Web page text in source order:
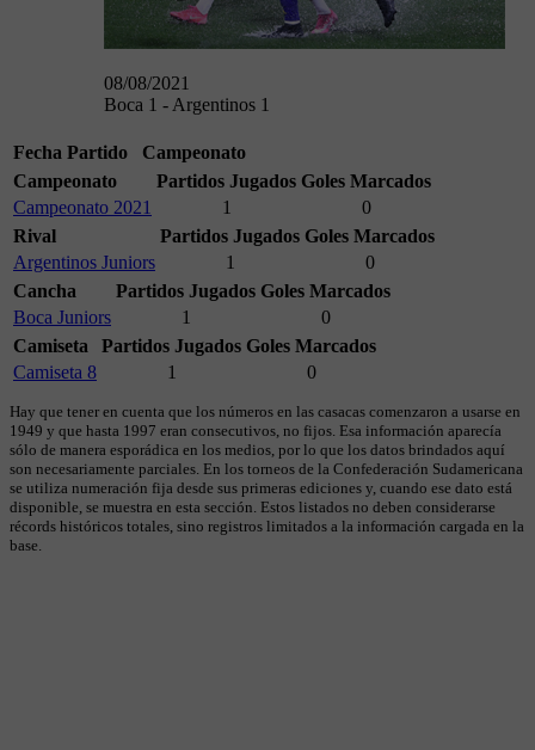
08/08/2021
Boca 1 - Argentinos 1
Fecha Partido
Campeonato
Campeonato
Partidos Jugados Goles Marcados
Campeonato 2021
1
0
Rival
Partidos Jugados Goles Marcados
Argentinos Juniors
1
0
Cancha
Partidos Jugados Goles Marcados
Boca Juniors
1
0
Camiseta
Partidos Jugados Goles Marcados
Camiseta 8
1 0
Hay que tener en cuenta que los números en las casacas comenzaron a usarse en
1949 y que hasta 1997 eran consecutivos, no fijos. Esa información aparecía
sólo de manera esporádica en los medios, por lo que los datos brindados aquí
son necesariamente parciales. En los torneos de la Confederación Sudamericana
se utiliza numeración fija desde sus primeras ediciones y, cuando ese dato está
disponible, se muestra en esta sección. Estos listados no deben considerarse
récords históricos totales, sino registros limitados a la información cargada en la
base.